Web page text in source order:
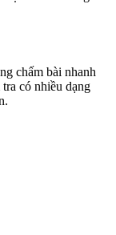
chấm bài nhanh
có nhiều dạng